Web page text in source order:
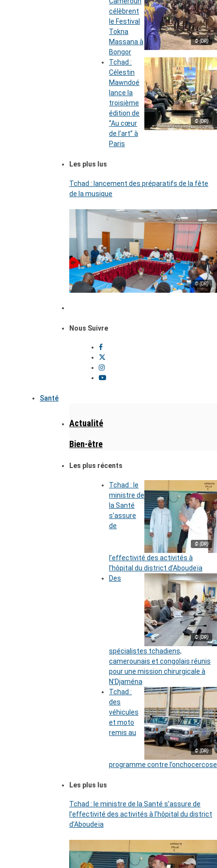
© (DR)
célèbrent
le Festival
Tokna
Massana à
Bongor
© (DR)
Tchad :
Célestin
Mawndoé
lance la
troisième
édition de
‘’Au cœur
de l’art’’ à
Paris
Les plus lus
Tchad : lancement des préparatifs de la fête
de la musique
© (DR)
Nous Suivre
Santé
Actualité
Bien-être
Les plus récents
© (DR)
Tchad : le
ministre de
la Santé
s’assure
de
l’effectivité des activités à
l’hôpital du district d’Aboudeïa
© (DR)
Des
spécialistes tchadiens,
camerounais et congolais réunis
pour une mission chirurgicale à
N’Djaména
© (DR)
Tchad :
des
véhicules
et moto
remis au
programme contre l’onchocercose
Les plus lus
Tchad : le ministre de la Santé s’assure de
l’effectivité des activités à l’hôpital du district
d’Aboudeïa